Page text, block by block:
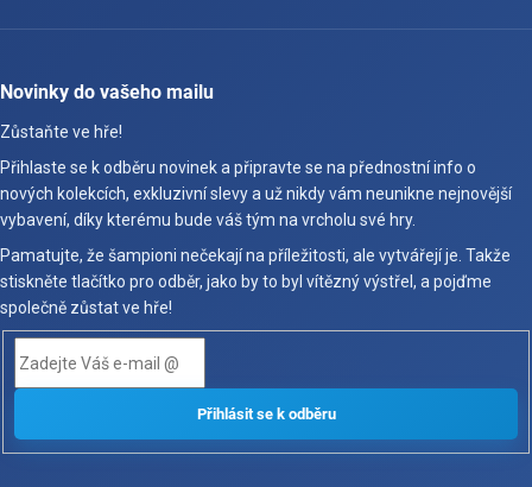
Novinky do vašeho mailu
Zůstaňte ve hře!
Přihlaste se k odběru novinek a připravte se na přednostní info o
nových kolekcích, exkluzivní slevy a už nikdy vám neunikne nejnovější
vybavení, díky kterému bude váš tým na vrcholu své hry.
Pamatujte, že šampioni nečekají na příležitosti, ale vytvářejí je. Takže
stiskněte tlačítko pro odběr, jako by to byl vítězný výstřel, a pojďme
společně zůstat ve hře!